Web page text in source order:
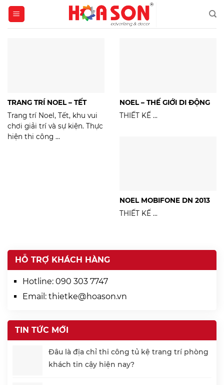
Skip
content
TRANG TRÍ NOEL – TẾT
Trang trí Noel, Tết, khu vui
chơi giải trí và sự kiện. Thực
hiện thi công ...
NOEL – THẾ GIỚI DI ĐỘNG
THIẾT KẾ ...
NOEL MOBIFONE DN 2013
THIẾT KẾ ...
HỖ TRỢ KHÁCH HÀNG
Hotline: 090 303 7747
Email: thietke@hoason.vn
TIN TỨC MỚI
Đâu là địa chỉ thi công tủ kệ trang trí phòng
khách tin cậy hiện nay?